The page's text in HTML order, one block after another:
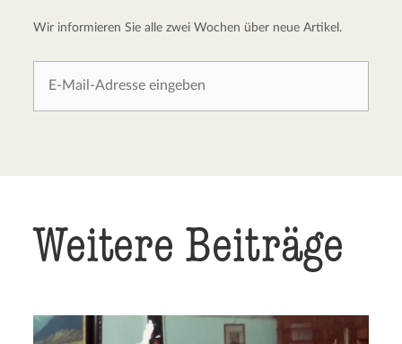
Wir informieren Sie alle zwei Wochen über neue Artikel.
Weitere Beiträge